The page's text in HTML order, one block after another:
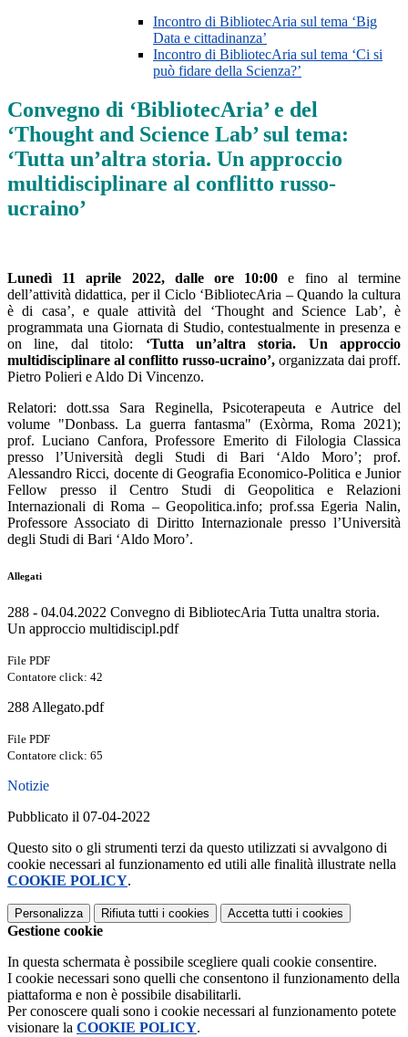
Incontro di BibliotecAria sul tema ‘Big
Data e cittadinanza’
Incontro di BibliotecAria sul tema ‘Ci si
può fidare della Scienza?’
Convegno di ‘BibliotecAria’ e del
‘Thought and Science Lab’ sul tema:
‘Tutta un’altra storia. Un approccio
multidisciplinare al conflitto russo-
ucraino’
Lunedì 11 aprile 2022, dalle ore 10:00 e fino al termine
dell’attività didattica, per il Ciclo ‘BibliotecAria – Quando la cultura
è di casa’, e quale attività del ‘Thought and Science Lab’, è
programmata una Giornata di Studio, contestualmente in presenza e
on line, dal titolo: ‘Tutta un’altra storia. Un approccio
multidisciplinare al conflitto russo-ucraino’, organizzata dai proff.
Pietro Polieri e Aldo Di Vincenzo.
Relatori: dott.ssa Sara Reginella, Psicoterapeuta e Autrice del
volume "Donbass. La guerra fantasma" (Exòrma, Roma 2021);
prof. Luciano Canfora, Professore Emerito di Filologia Classica
presso l’Università degli Studi di Bari ‘Aldo Moro’; prof.
Alessandro Ricci, docente di Geografia Economico-Politica e Junior
Fellow presso il Centro Studi di Geopolitica e Relazioni
Internazionali di Roma – Geopolitica.info; prof.ssa Egeria Nalin,
Professore Associato di Diritto Internazionale presso l’Università
degli Studi di Bari ‘Aldo Moro’.
Allegati
288 - 04.04.2022 Convegno di BibliotecAria Tutta unaltra storia.
Un approccio multidiscipl.pdf
File PDF
Contatore click: 42
288 Allegato.pdf
File PDF
Contatore click: 65
Notizie
Pubblicato il 07-04-2022
Questo sito o gli strumenti terzi da questo utilizzati si avvalgono di
cookie necessari al funzionamento ed utili alle finalità illustrate nella
COOKIE POLICY.
Personalizza Rifiuta tutti i cookies Accetta tutti i cookies
Gestione cookie
In questa schermata è possibile scegliere quali cookie consentire.
I cookie necessari sono quelli che consentono il funzionamento della
piattaforma e non è possibile disabilitarli.
Per conoscere quali sono i cookie necessari al funzionamento potete
visionare la COOKIE POLICY.